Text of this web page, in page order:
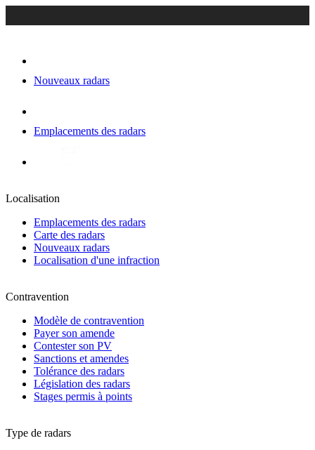
Nouveaux radars
Emplacements des radars
Localisation
Emplacements des radars
Carte des radars
Nouveaux radars
Localisation d'une infraction
Contravention
Modèle de contravention
Payer son amende
Contester son PV
Sanctions et amendes
Tolérance des radars
Législation des radars
Stages permis à points
Type de radars